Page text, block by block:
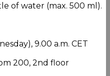
of water (max. 500 ml).
9.00 a.m. CET
200, 2nd floor